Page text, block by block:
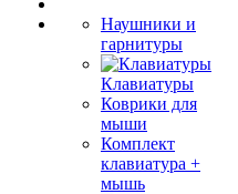
Наушники и
гарнитуры
Клавиатуры
Коврики для
мыши
Комплект
клавиатура +
мышь